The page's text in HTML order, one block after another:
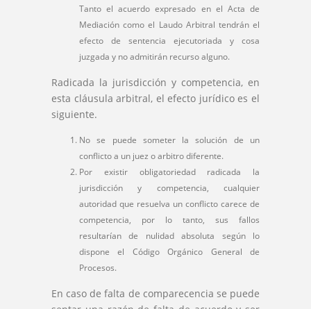
Tanto el acuerdo expresado en el Acta de
Mediación como el Laudo Arbitral tendrán el
efecto de sentencia ejecutoriada y cosa
juzgada y no admitirán recurso alguno.
Radicada la jurisdicción y competencia, en
esta cláusula arbitral, el efecto jurídico es el
siguiente.
No se puede someter la solución de un
conflicto a un juez o arbitro diferente.
Por existir obligatoriedad radicada la
jurisdicción y competencia, cualquier
autoridad que resuelva un conflicto carece de
competencia, por lo tanto, sus fallos
resultarían de nulidad absoluta según lo
dispone el Código Orgánico General de
Procesos.
En caso de falta de comparecencia se puede